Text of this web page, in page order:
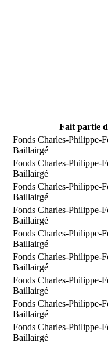
Fait partie
Fonds Charles-Philippe-
Baillairgé
Fonds Charles-Philippe-
Baillairgé
Fonds Charles-Philippe-
Baillairgé
Fonds Charles-Philippe-
Baillairgé
Fonds Charles-Philippe-
Baillairgé
Fonds Charles-Philippe-
Baillairgé
Fonds Charles-Philippe-
Baillairgé
Fonds Charles-Philippe-
Baillairgé
Fonds Charles-Philippe-
Baillairgé